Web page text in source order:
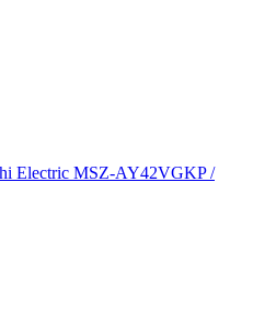
Electric MSZ-AY42VGKP /